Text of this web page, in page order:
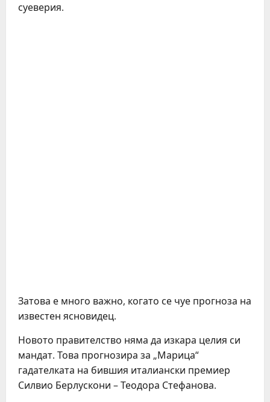
суеверия.
Затова е много важно, когато се чуе прогноза на
известен ясновидец.
Новото правителство няма да изкара целия си
мандат. Това прогнозира за „Марица“
гадателката на бившия италиански премиер
Силвио Берлускони – Теодора Стефанова.